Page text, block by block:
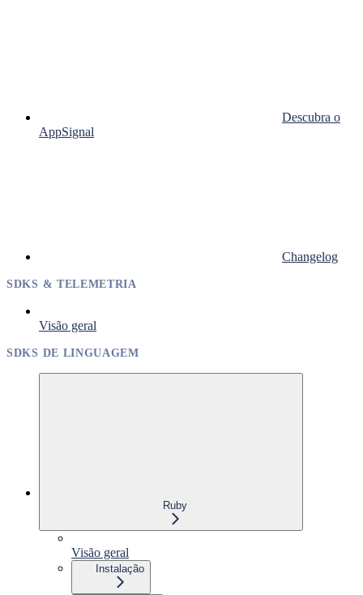
Descubra o
AppSignal
Changelog
SDKS & TELEMETRIA
Visão geral
SDKS DE LINGUAGEM
Ruby
Visão geral
Instalação